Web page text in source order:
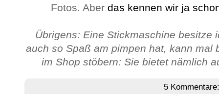
Fotos. Aber das kennen wir ja
Übrigens: Eine Stickmaschine besitze
auch so Spaß am pimpen hat, kann mal
im Shop stöbern: Sie bietet nämlich
5